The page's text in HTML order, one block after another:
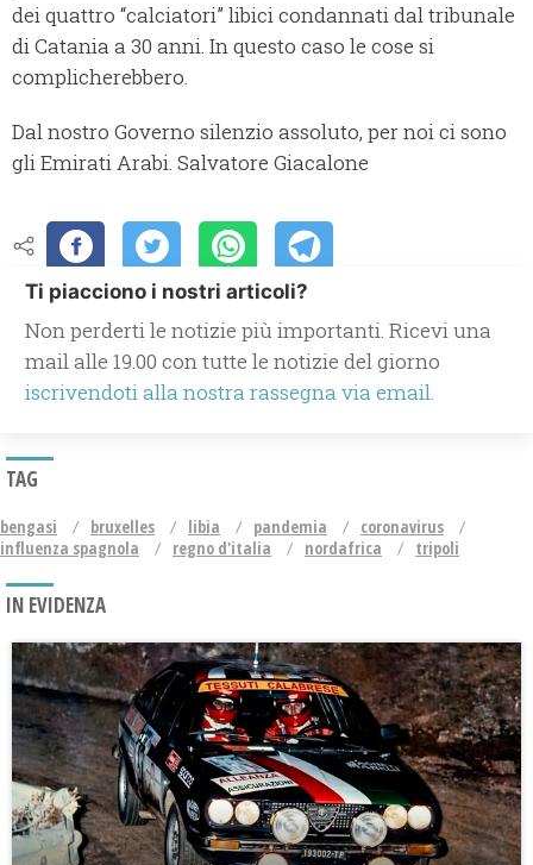
dei quattro “calciatori” libici condannati dal tribunale
di Catania a 30 anni. In questo caso le cose si
complicherebbero.
Dal nostro Governo silenzio assoluto, per noi ci sono
gli Emirati Arabi. Salvatore Giacalone
Ti piacciono i nostri articoli?
Non perderti le notizie più importanti. Ricevi una
mail alle 19.00 con tutte le notizie del giorno
iscrivendoti alla nostra rassegna via email.
TAG
bengasi bruxelles libia pandemia
coronavirus
influenza spagnola
regno d'italia nordafrica tripoli
IN EVIDENZA